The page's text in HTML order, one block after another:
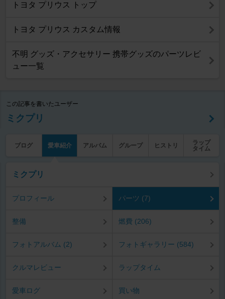
トヨタ プリウス トップ
トヨタ プリウス カスタム情報
不明 グッズ・アクセサリー 携帯グッズのパーツレビ
ュー一覧
この記事を書いたユーザー
ミクプリ
ブログ 愛車紹介 アルバム グループ ヒストリ
ラップ
タイム
ミクプリ
プロフィール パーツ (7)
整備 燃費 (206)
フォトアルバム (2) フォトギャラリー (584)
クルマレビュー ラップタイム
愛車ログ 買い物